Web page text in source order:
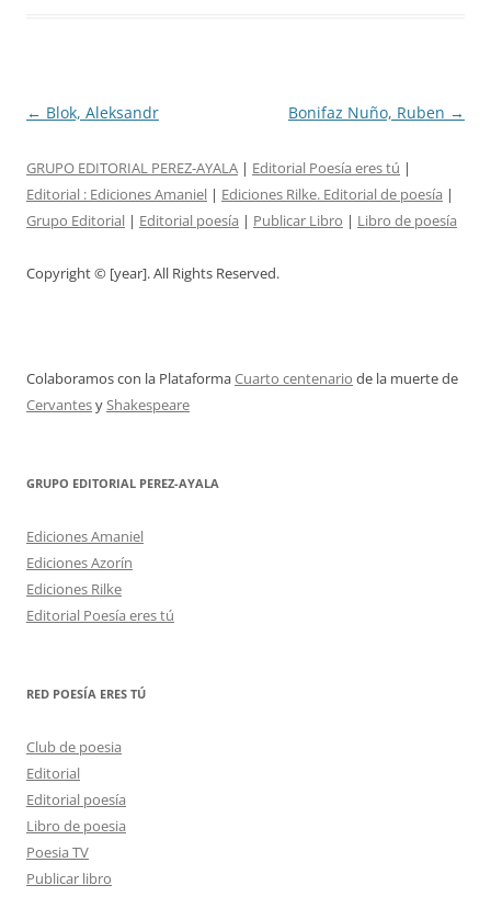
Post
← Blok, Aleksandr Bonifaz Nuño, Ruben →
GRUPO EDITORIAL PEREZ-AYALA | Editorial Poesía eres tú |
Editorial : Ediciones Amaniel | Ediciones Rilke. Editorial de poesía |
Grupo Editorial | Editorial poesía | Publicar Libro | Libro de poesía
Copyright © [year]. All Rights Reserved.
Colaboramos con la PlataformaCuarto centenario de la muerte de
CervantesyShakespeare
GRUPO EDITORIAL PEREZ-AYALA
Ediciones Amaniel
Ediciones Azorín
Ediciones Rilke
Editorial Poesía eres tú
RED POESÍA ERES TÚ
Club de poesia
Editorial
Editorial poesía
Libro de poesia
Poesia TV
Publicar libro